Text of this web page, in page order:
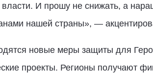
И прошу не снижать, а
нашей страны», —
новые меры защиты для
проекты. Регионы получают